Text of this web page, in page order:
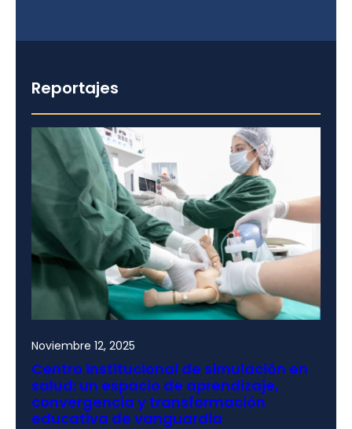
Reportajes
Noviembre 12, 2025
Centro institucional de simulación en
salud: un espacio de aprendizaje,
convergencia y transformación
educativa de vanguardia